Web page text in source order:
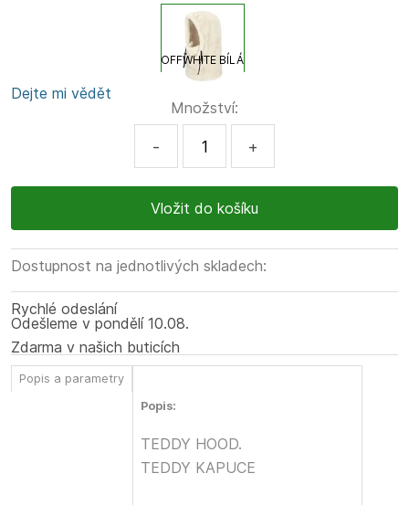
OFFWHITE BÍLÁ
Dejte mi vědět
Množství:
- +
Dostupnost na jednotlivých skladech:
Rychlé odeslání
Odešleme v pondělí10.08.
Zdarma v našich buticích
Popis a parametry
Popis:
TEDDY HOOD.
TEDDY KAPUCE